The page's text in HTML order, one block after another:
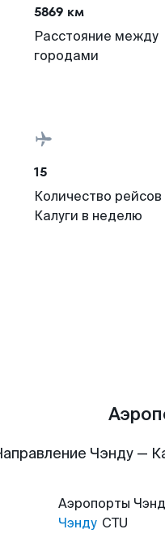
5869 км
Расстояние между
городами
15
Количество
Калуги в неделю
Чэнду —
Аэропорты
Чэнду CTU